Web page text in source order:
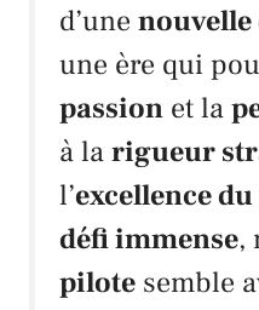
d’une nouvelle
une ère qui
passion et la
à larigueur
l’excellence
défi immense,
pilote semble